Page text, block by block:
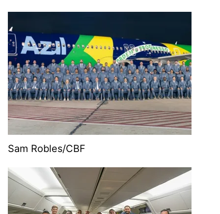
Sam Robles/CBF